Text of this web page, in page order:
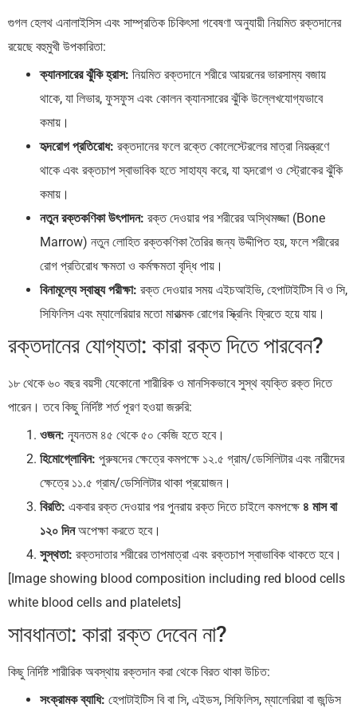
গুগল হেলথ এনালাইসিস এবং সাম্প্রতিক চিকিৎসা গবেষণা অনুযায়ী নিয়মিত রক্তদানের
রয়েছে বহুমুখী উপকারিতা:
ক্যানসারের ঝুঁকি হ্রাস: নিয়মিত রক্তদানে শরীরে আয়রনের ভারসাম্য বজায়
থাকে, যা লিভার, ফুসফুস এবং কোলন ক্যানসারের ঝুঁকি উল্লেখযোগ্যভাবে
কমায়।
হৃদরোগ প্রতিরোধ: রক্তদানের ফলে রক্তে কোলেস্টেরলের মাত্রা নিয়ন্ত্রণে
থাকে এবং রক্তচাপ স্বাভাবিক হতে সাহায্য করে, যা হৃদরোগ ও স্ট্রোকের ঝুঁকি
কমায়।
নতুন রক্তকণিকা উৎপাদন: রক্ত দেওয়ার পর শরীরের অস্থিমজ্জা (Bone
Marrow) নতুন লোহিত রক্তকণিকা তৈরির জন্য উদ্দীপিত হয়, ফলে শরীরের
রোগ প্রতিরোধ ক্ষমতা ও কর্মক্ষমতা বৃদ্ধি পায়।
বিনামূল্যে স্বাস্থ্য পরীক্ষা: রক্ত দেওয়ার সময় এইচআইভি, হেপাটাইটিস বি ও সি,
সিফিলিস এবং ম্যালেরিয়ার মতো মারাত্মক রোগের স্ক্রিনিং ফ্রিতে হয়ে যায়।
রক্তদানের যোগ্যতা: কারা রক্ত দিতে পারবেন?
১৮ থেকে ৬০ বছর বয়সী যেকোনো শারীরিক ও মানসিকভাবে সুস্থ ব্যক্তি রক্ত দিতে
পারেন। তবে কিছু নির্দিষ্ট শর্ত পূরণ হওয়া জরুরি:
ওজন: ন্যূনতম ৪৫ থেকে ৫০ কেজি হতে হবে।
হিমোগ্লোবিন: পুরুষদের ক্ষেত্রে কমপক্ষে ১২.৫ গ্রাম/ডেসিলিটার এবং নারীদের
ক্ষেত্রে ১১.৫ গ্রাম/ডেসিলিটার থাকা প্রয়োজন।
বিরতি: একবার রক্ত দেওয়ার পর পুনরায় রক্ত দিতে চাইলে কমপক্ষে ৪ মাস বা
১২০ দিনঅপেক্ষা করতে হবে।
সুস্থতা: রক্তদাতার শরীরের তাপমাত্রা এবং রক্তচাপ স্বাভাবিক থাকতে হবে।
[Image showing blood composition including red blood cells
white blood cells and platelets]
সাবধানতা: কারা রক্ত দেবেন না?
কিছু নির্দিষ্ট শারীরিক অবস্থায় রক্তদান করা থেকে বিরত থাকা উচিত:
সংক্রামক ব্যাধি: হেপাটাইটিস বি বা সি, এইডস, সিফিলিস, ম্যালেরিয়া বা জন্ডিস